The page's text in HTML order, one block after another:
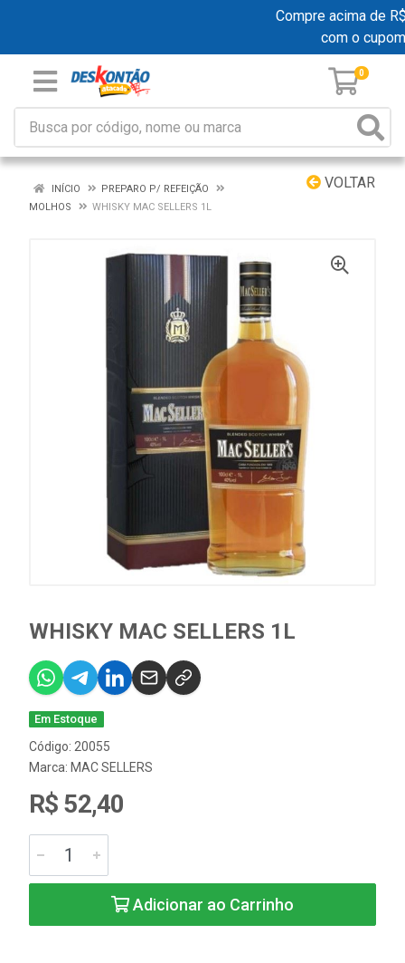
Compre acima de
com o cupom
0
VOLTAR
INÍCIO
PREPARO P/ REFEIÇÃO
MOLHOS
WHISKY MAC SELLERS 1L
WHISKY MAC SELLERS 1L
Em Estoque
Código: 20055
Marca: MAC SELLERS
R$ 52,40
Adicionar ao Carrinho